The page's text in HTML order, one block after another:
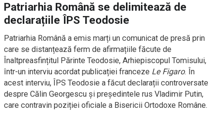
Patriarhia Română se delimitează de
declarațiile ÎPS Teodosie
Patriarhia Română a emis marți un comunicat de presă prin
care se distanțează ferm de afirmațiile făcute de
Înaltpreasfințitul Părinte Teodosie, Arhiepiscopul Tomisului,
într-un interviu acordat publicației franceze Le Figaro. În
acest interviu, ÎPS Teodosie a făcut declarații controversate
despre Călin Georgescu și președintele rus Vladimir Putin,
care contravin poziției oficiale a Bisericii Ortodoxe Române.